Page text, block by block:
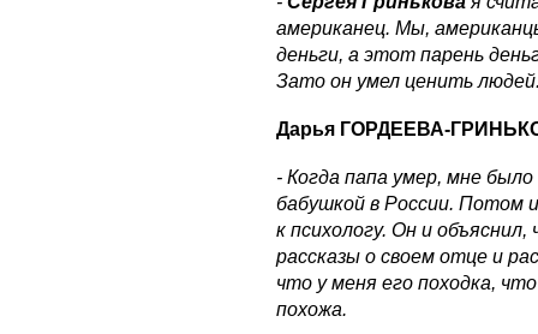
американец. Мы,
деньги, а этот парень
Зато он умел ценить
Дарья ГОРДЕЕВА-
- Когда папа умер, мне
бабушкой в России. Потом
к психологу. Он и
рассказы о своем отце и
что у меня его походка,
похожа.